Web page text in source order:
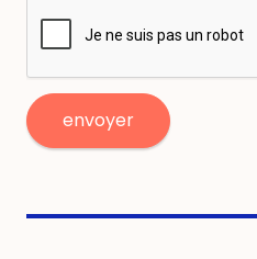
Parler avec